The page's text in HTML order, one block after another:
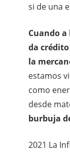
si de una
Cuando a
da
la
estamos
como
desde
burbuja
2021 La